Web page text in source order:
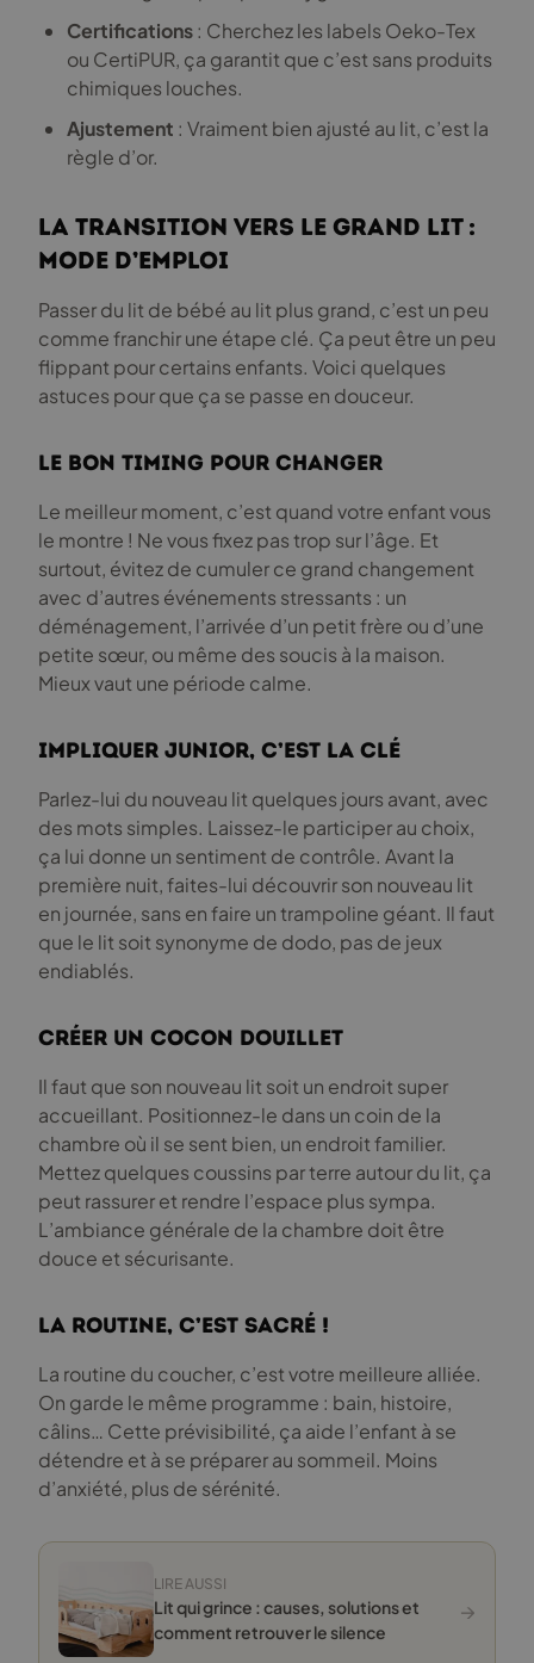
Certifications: Cherchez les labels Oeko-Tex
ou CertiPUR, ça garantit que c’est sans produits
chimiques louches.
Ajustement : Vraiment bien ajusté au lit, c’est la
règle d’or.
La transition vers le grand lit :
mode d’emploi
Passer du lit de bébé au lit plus grand, c’est un peu
comme franchir une étape clé. Ça peut être un peu
flippant pour certains enfants. Voici quelques
astuces pour que ça se passe en douceur.
Le bon timing pour changer
Le meilleur moment, c’est quand votre enfant vous
le montre ! Ne vous fixez pas trop sur l’âge. Et
surtout, évitez de cumuler ce grand changement
avec d’autres événements stressants : un
déménagement, l’arrivée d’un petit frère ou d’une
petite sœur, ou même des soucis à la maison.
Mieux vaut une période calme.
Impliquer Junior, c’est la clé
Parlez-lui du nouveau lit quelques jours avant, avec
des mots simples. Laissez-le participer au choix,
ça lui donne un sentiment de contrôle. Avant la
première nuit, faites-lui découvrir son nouveau lit
en journée, sans en faire un trampoline géant. Il faut
que le lit soit synonyme de dodo, pas de jeux
endiablés.
Créer un cocon douillet
Il faut que son nouveau lit soit un endroit super
accueillant. Positionnez-le dans un coin de la
chambre où il se sent bien, un endroit familier.
Mettez quelques coussins par terre autour du lit, ça
peut rassurer et rendre l’espace plus sympa.
L’ambiance générale de la chambre doit être
douce et sécurisante.
La routine, c’est sacré !
La routine du coucher, c’est votre meilleure alliée.
On garde le même programme : bain, histoire,
câlins… Cette prévisibilité, ça aide l’enfant à se
détendre et à se préparer au sommeil. Moins
d’anxiété, plus de sérénité.
LIRE AUSSI
Lit qui grince : causes, solutions et
comment retrouver le silence
→